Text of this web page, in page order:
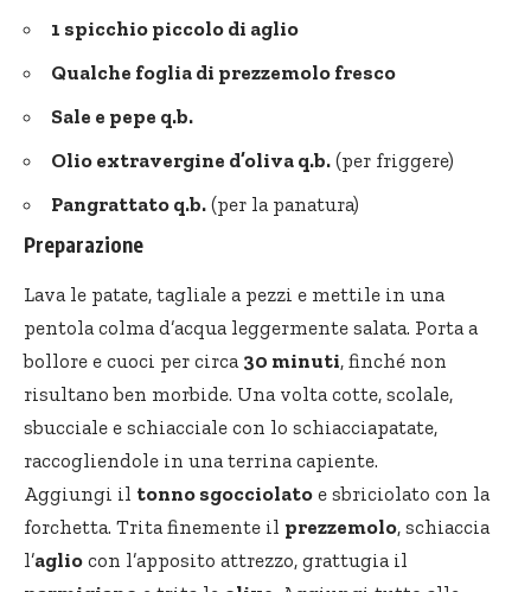
1 spicchio piccolo di aglio
Qualche foglia di prezzemolo fresco
Sale e pepe q.b.
Olio extravergine d’oliva q.b. (per friggere)
Pangrattato q.b. (per la panatura)
Preparazione
Lava le patate, tagliale a pezzi e mettile in una
pentola colma d’acqua leggermente salata. Porta a
bollore e cuoci per circa 30 minuti, finché non
risultano ben morbide. Una volta cotte, scolale,
sbucciale e schiacciale con lo schiacciapatate,
raccogliendole in una terrina capiente.
Aggiungi il tonno sgocciolato e sbriciolato con la
forchetta. Trita finemente il prezzemolo, schiaccia
l’aglio con l’apposito attrezzo, grattugia il